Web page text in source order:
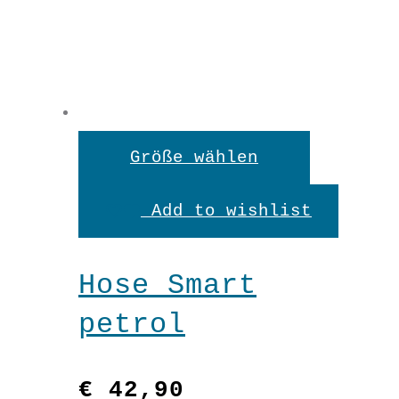
Größe wählen
Produkt
weist
Add to wishlist
Hose Smart
petrol
€ 42,90